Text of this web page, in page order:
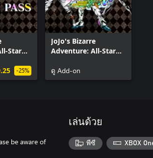
Star
-25%
JoJo's Bizarre
Adventure: All-Star
Animation Special
Event color set (5
ดู Add-on
be aware of
เล่นด้วย
พีซี XBOX